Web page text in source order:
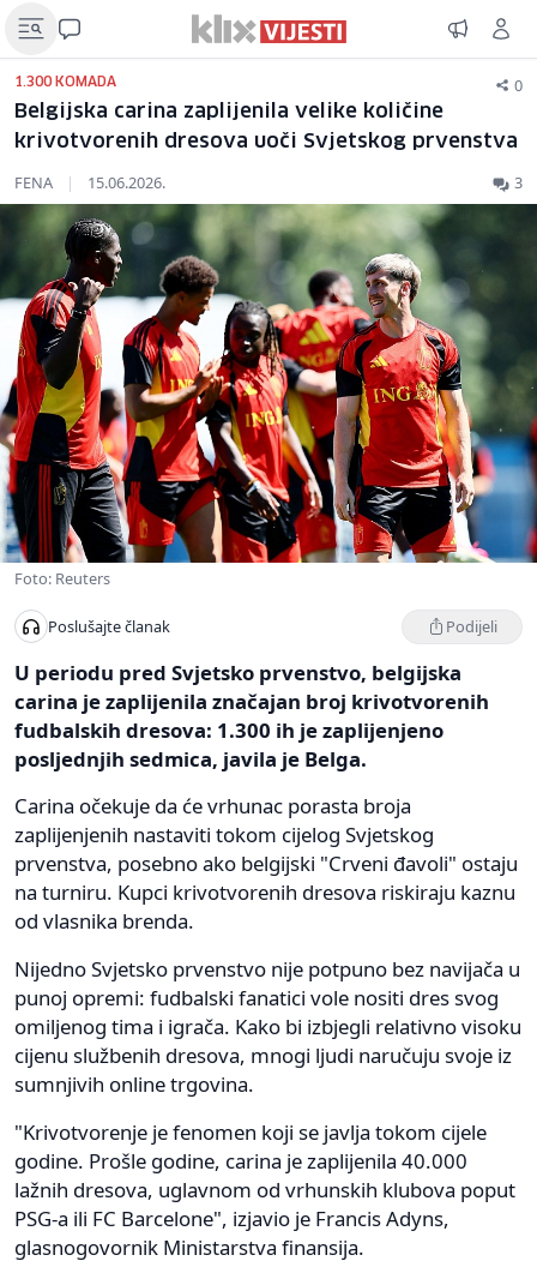
1.300 KOMADA 0
Belgijska carina zaplijenila velike količine
krivotvorenih dresova uoči Svjetskog prvenstva
FENA | 15.06.2026. 3
Foto: Reuters
Poslušajte članak Podijeli
U periodu pred Svjetsko prvenstvo, belgijska
carina je zaplijenila značajan broj krivotvorenih
fudbalskih dresova: 1.300 ih je zaplijenjeno
posljednjih sedmica, javila je Belga.
Carina očekuje da će vrhunac porasta broja
zaplijenjenih nastaviti tokom cijelog Svjetskog
prvenstva, posebno ako belgijski "Crveni đavoli" ostaju
na turniru. Kupci krivotvorenih dresova riskiraju kaznu
od vlasnika brenda.
Nijedno Svjetsko prvenstvo nije potpuno bez navijača u
punoj opremi: fudbalski fanatici vole nositi dres svog
omiljenog tima i igrača. Kako bi izbjegli relativno visoku
cijenu službenih dresova, mnogi ljudi naručuju svoje iz
sumnjivih online trgovina.
"Krivotvorenje je fenomen koji se javlja tokom cijele
godine. Prošle godine, carina je zaplijenila 40.000
lažnih dresova, uglavnom od vrhunskih klubova poput
PSG-a ili FC Barcelone", izjavio je Francis Adyns,
glasnogovornik Ministarstva finansija.